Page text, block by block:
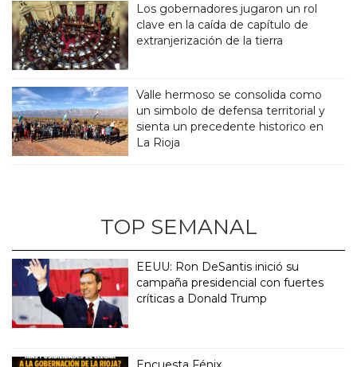
Los gobernadores jugaron un rol
clave en la caída de capítulo de
extranjerización de la tierra
Valle hermoso se consolida como
un simbolo de defensa territorial y
sienta un precedente historico en
La Rioja
TOP SEMANAL
EEUU: Ron DeSantis inició su
campaña presidencial con fuertes
críticas a Donald Trump